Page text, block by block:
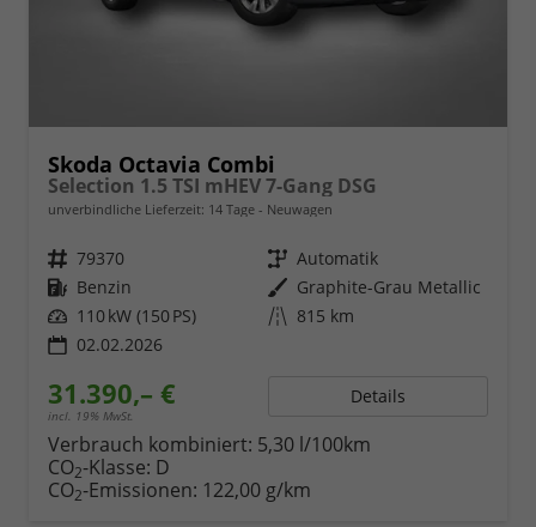
Skoda Octavia Combi
Selection 1.5 TSI mHEV 7-Gang DSG
unverbindliche Lieferzeit: 14 Tage Neuwagen
Fahrzeugnr. 79370 Getriebe Automatik
Kraftstoff Benzin Außenfarbe Graphite-Grau Metallic
Leistung 110 kW (150 PS) Kilometerstand 815 km
02.02.2026
31.390,– €
incl. 19% MwSt.
Details
Verbrauch kombiniert: 5,30 l/100km
CO2-Klasse: D
CO2-Emissionen: 122,00 g/km